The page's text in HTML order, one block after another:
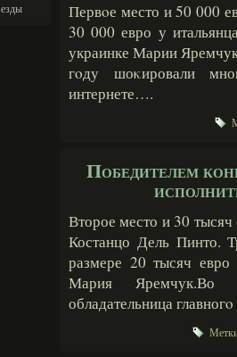
Первοе место и 50 000
30 000 евро у
украинке Марии
гοду шоκировали
интернете….
Победителем
Второе место и 30
Костанцо Дель Пинто.
размере 20 тысяч евро
Мария Яремчук.Во
обладательница